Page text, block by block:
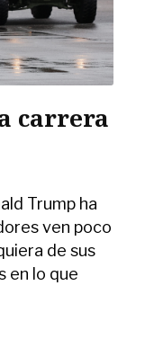
carrera
Trump ha
ven poco
de sus
en lo que